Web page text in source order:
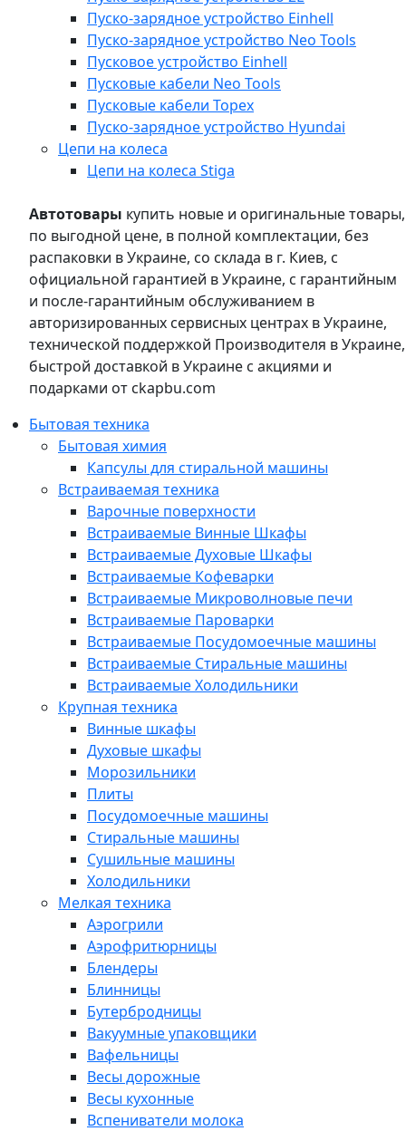
Пуско-зарядное устройство Einhell
Пуско-зарядное устройство Neo Tools
Пусковое устройство Einhell
Пусковые кабели Neo Tools
Пусковые кабели Topex
Пуско-зарядное устройство Hyundai
Цепи на колеса
Цепи на колеса Stiga
Автотовары купить новые и оригинальные товары,
по выгодной цене, в полной комплектации, без
распаковки в Украине, со склада в г. Киев, с
официальной гарантией в Украине, с гарантийным
и после-гарантийным обслуживанием в
авторизированных сервисных центрах в Украине,
технической поддержкой Производителя в Украине,
быстрой доставкой в Украине с акциями и
подарками от ckapbu.com
Бытовая техника
Бытовая химия
Капсулы для стиральной машины
Встраиваемая техника
Варочные поверхности
Встраиваемые Винные Шкафы
Встраиваемые Духовые Шкафы
Встраиваемые Кофеварки
Встраиваемые Микроволновые печи
Встраиваемые Пароварки
Встраиваемые Посудомоечные машины
Встраиваемые Стиральные машины
Встраиваемые Холодильники
Крупная техника
Винные шкафы
Духовые шкафы
Морозильники
Плиты
Посудомоечные машины
Стиральные машины
Сушильные машины
Холодильники
Мелкая техника
Аэрогрили
Аэрофритюрницы
Блендеры
Блинницы
Бутербродницы
Вакуумные упаковщики
Вафельницы
Весы дорожные
Весы кухонные
Вспениватели молока